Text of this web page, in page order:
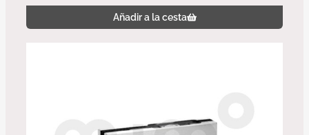
Añadir a la cesta